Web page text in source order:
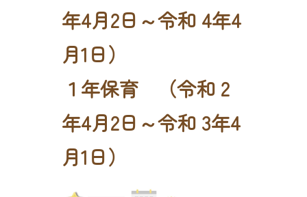
年4月2日～令和 4年4
月1日）
１年保育 （令和 2
年4月2日～令和 3年4
月1日）